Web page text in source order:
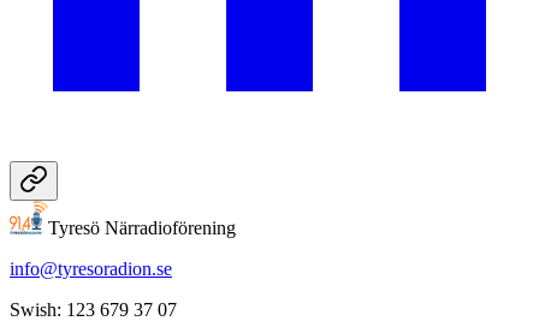
Tyresö Närradioförening
info@tyresoradion.se
Swish: 123 679 37 07